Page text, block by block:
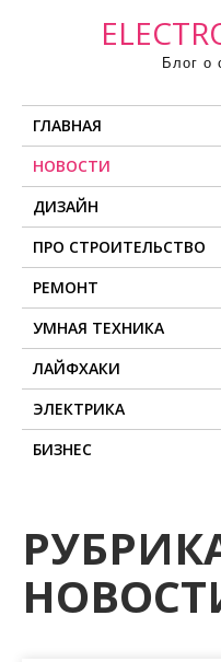
Блог о
ГЛАВНАЯ
НОВОСТИ
ДИЗАЙН
ПРО СТРОИТЕЛЬСТВО
РЕМОНТ
УМНАЯ ТЕХНИКА
ЛАЙФХАКИ
ЭЛЕКТРИКА
БИЗНЕС